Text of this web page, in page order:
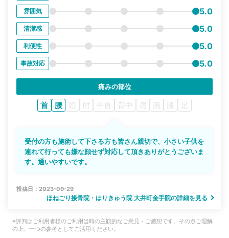
雰囲気 5.0
清潔感 5.0
利便性 5.0
事故対応 5.0
痛みの部位
首 腰 頭 肘 手首 背中 肩 腕 膝 足
受付の方も施術して下さる方も皆さん親切で、小さい子供を
連れて行っても嫌な顔せず対応して頂きありがとうございま
す。通いやすいです。
投稿日：2023-09-29
ほねごり接骨院・はりきゅう院 大井町金手院の詳細を見る
※評判はご利用者様のご利用当時の主観的なご意見・ご感想です。その点ご理解
の上、一つの参考としてご活用ください。